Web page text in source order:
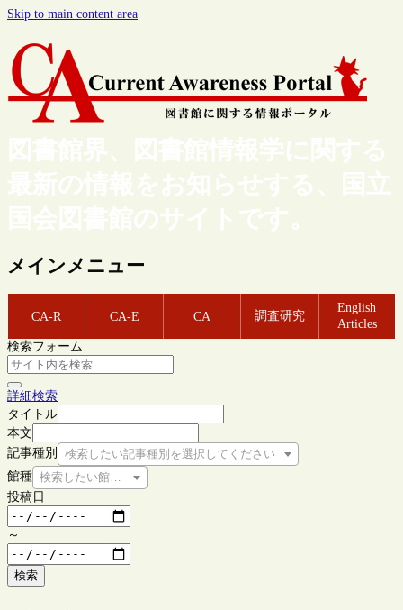
Skip to main content area
図書館界、図書館情報学に関する
最新の情報をお知らせする、国立
国会図書館のサイトです。
メインメニュー
CA-R CA-E CA 調査研究
English
Articles
検索フォーム
詳細検索
タイトル
本文
記事種別
検索したい記事種別を選択してください
館種 検索したい館種を選択してください
投稿日
～
検索